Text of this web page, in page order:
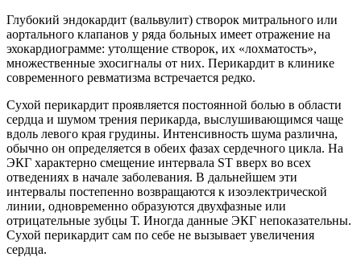
Глубокий эндокардит (вальвулит) створок митрального или
аортального клапанов у ряда больных имеет отражение на
эхокардиограмме: утолщение створок, их «лохматость»,
множественные эхосигналы от них. Перикардит в клинике
современного ревматизма встречается редко.
Сухой перикардит проявляется постоянной болью в области
сердца и шумом трения перикарда, выслушивающимся чаще
вдоль левого края грудины. Интенсивность шума различна,
обычно он определяется в обеих фазах сердечного цикла. На
ЭКГ характерно смещение интервала SТ вверх во всех
отведениях в начале заболевания. В дальнейшем эти
интервалы постепенно возвращаются к изоэлектрической
линии, одновременно образуются двухфазные или
отрицательные зубцы Т. Иногда данные ЭКГ непоказательны.
Сухой перикардит сам по себе не вызывает увеличения
сердца.